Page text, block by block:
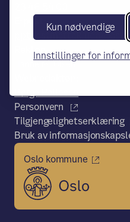
Kun nødvendige
Innstillinger for
E-post:
Rektor
Hanne M. Olsen
Børge Pallesen
Personvern
Tilgjengelighetserklæring
Bruk av
Oslo kommune